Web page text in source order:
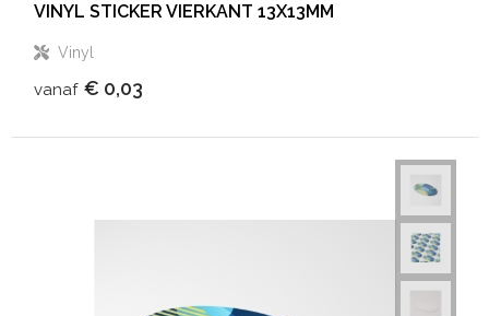
VINYL STICKER VIERKANT 13X13MM
Vinyl
vanaf € 0,03